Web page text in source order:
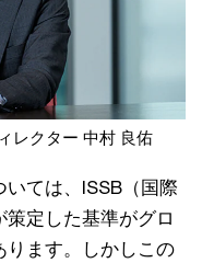
レクター 中村 良佑
ては、ISSB（国際
定した基準がグロ
ります。しかしこの